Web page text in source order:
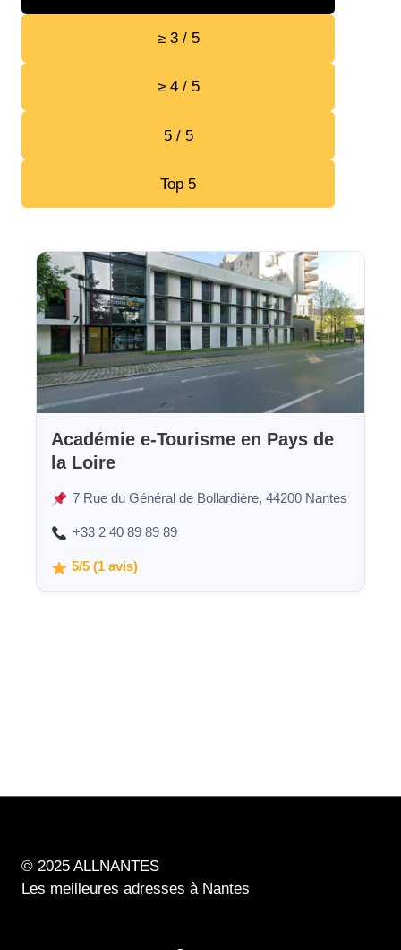
≥ 3 / 5
≥ 4 / 5
5 / 5
Top 5
Académie e-Tourisme en Pays de
la Loire
7 Rue du Général de Bollardière, 44200 Nantes
+33 2 40 89 89 89
5/5 (1 avis)
© 2025 ALLNANTES
Les meilleures adresses à Nantes